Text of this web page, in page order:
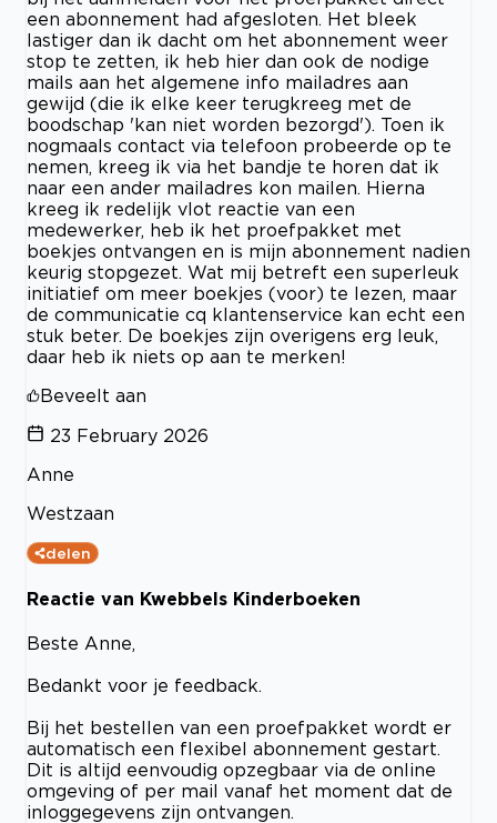
een abonnement had afgesloten. Het bleek
lastiger dan ik dacht om het abonnement weer
stop te zetten, ik heb hier dan ook de nodige
mails aan het algemene info mailadres aan
gewijd (die ik elke keer terugkreeg met de
boodschap 'kan niet worden bezorgd'). Toen ik
nogmaals contact via telefoon probeerde op te
nemen, kreeg ik via het bandje te horen dat ik
naar een ander mailadres kon mailen. Hierna
kreeg ik redelijk vlot reactie van een
medewerker, heb ik het proefpakket met
boekjes ontvangen en is mijn abonnement nadien
keurig stopgezet. Wat mij betreft een superleuk
initiatief om meer boekjes (voor) te lezen, maar
de communicatie cq klantenservice kan echt een
stuk beter. De boekjes zijn overigens erg leuk,
daar heb ik niets op aan te merken!
Beveelt aan
23 February 2026
Anne
Westzaan
delen
Reactie van Kwebbels Kinderboeken
Beste Anne,
Bedankt voor je feedback.
Bij het bestellen van een proefpakket wordt er
automatisch een flexibel abonnement gestart.
Dit is altijd eenvoudig opzegbaar via de online
omgeving of per mail vanaf het moment dat de
inloggegevens zijn ontvangen.